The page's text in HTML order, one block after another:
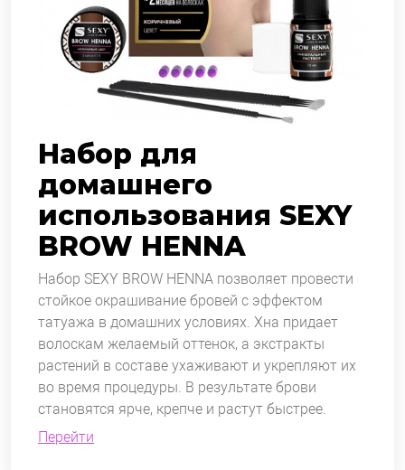
Набор для
домашнего
использования SEXY
BROW HENNA
Набор SEXY BROW HENNA позволяет провести
стойкое окрашивание бровей с эффектом
татуажа в домашних условиях. Хна придает
волоскам желаемый оттенок, а экстракты
растений в составе ухаживают и укрепляют их
во время процедуры. В результате брови
становятся ярче, крепче и растут быстрее.
Перейти